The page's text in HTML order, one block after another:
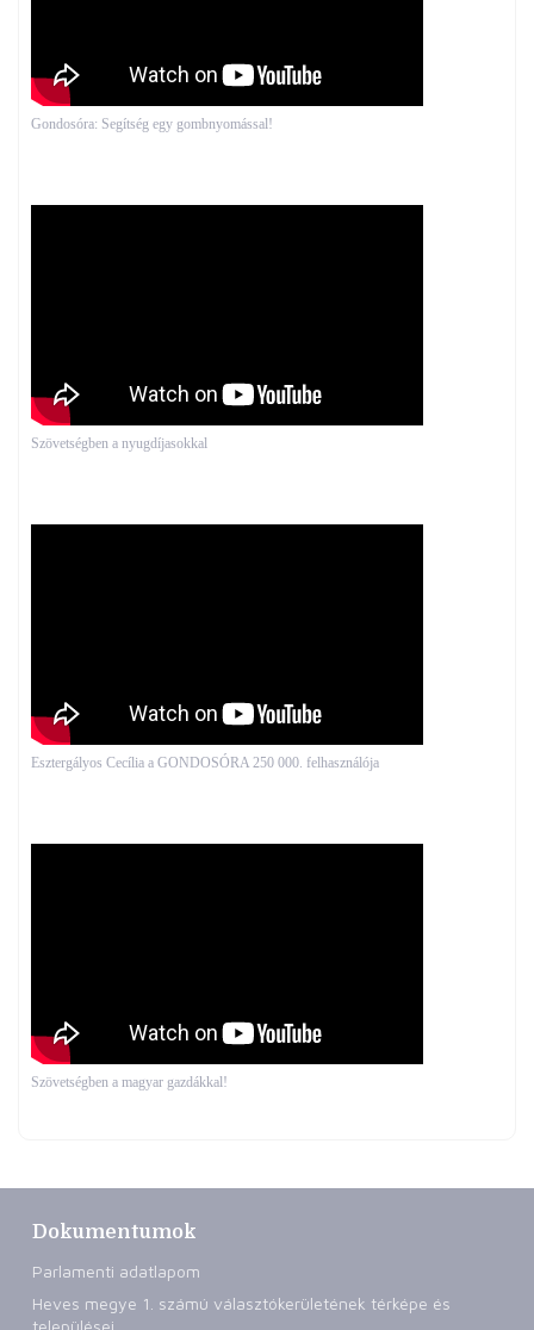
Gondosóra: Segítség egy gombnyomással!
Szövetségben a nyugdíjasokkal
Esztergályos Cecília a GONDOSÓRA 250 000. felhasználója
Szövetségben a magyar gazdákkal!
Dokumentumok
Parlamenti adatlapom
Heves megye 1. számú választókerületének térképe és
települései